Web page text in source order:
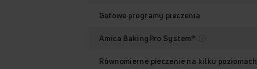
Gotowe programy pieczenia
Amica BakingPro System®
Równomierne pieczenie na kilku poziomach